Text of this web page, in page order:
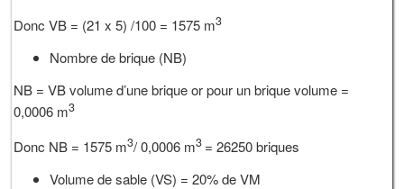
Donc VB = (21 x 5) /100 = 1575 m3
Nombre de brique (NB)
NB = VB volume d’une brique or pour un brique volume =
0,0006 m3
Donc NB = 1575 m3/ 0,0006 m3 = 26250 briques
Volume de sable (VS) = 20% de VM